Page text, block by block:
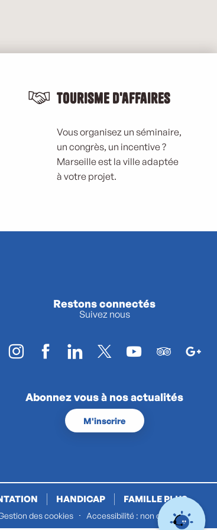
Tourisme d'affaires
Vous organisez un séminaire,
un congrès, un incentive ?
Marseille est la ville adaptée
à votre projet.
Restons connectés
Suivez nous
Abonnez vous à nos actualités
M'inscrire
HANDICAP FAMILLE PLUS
des cookies Accessibilité : non conforme